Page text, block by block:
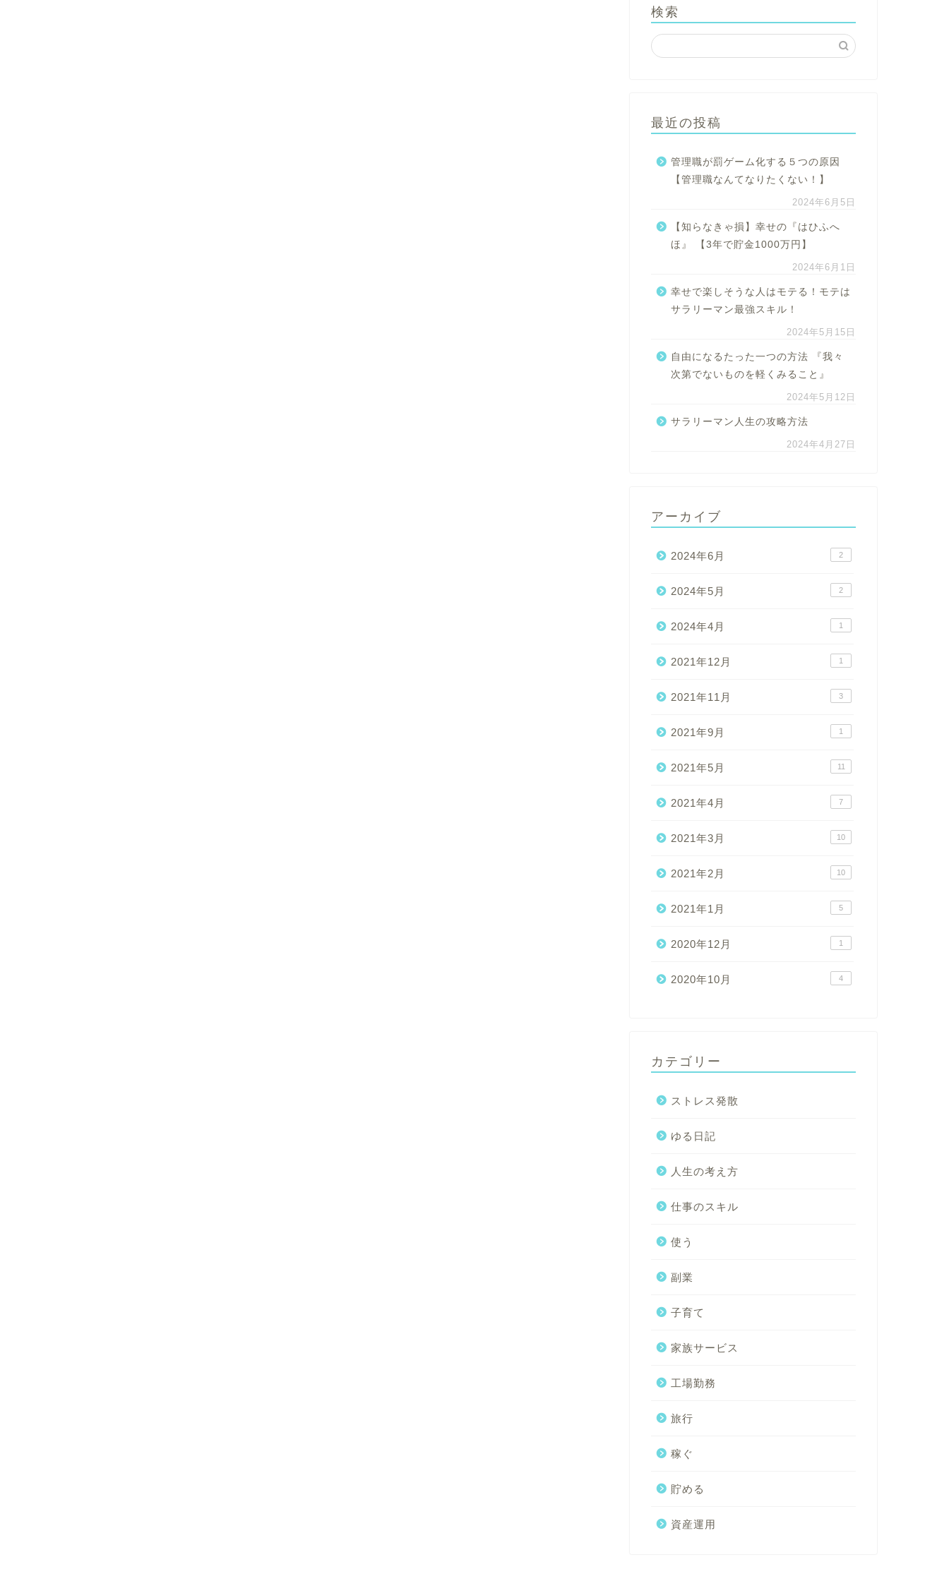
検索
最近の投稿
管理職が罰ゲーム化する５つの原因
【管理職なんてなりたくない！】
2024年6月5日
【知らなきゃ損】幸せの『はひふへ
ほ』 【3年で貯金1000万円】
2024年6月1日
幸せで楽しそうな人はモテる！モテは
サラリーマン最強スキル！
2024年5月15日
自由になるたった一つの方法 『我々
次第でないものを軽くみること』
2024年5月12日
サラリーマン人生の攻略方法
2024年4月27日
アーカイブ
2024年6月 2
2024年5月 2
2024年4月 1
2021年12月 1
2021年11月 3
2021年9月 1
2021年5月 11
2021年4月 7
2021年3月 10
2021年2月 10
2021年1月 5
2020年12月 1
2020年10月 4
カテゴリー
ストレス発散
ゆる日記
人生の考え方
仕事のスキル
使う
副業
子育て
家族サービス
工場勤務
旅行
稼ぐ
貯める
資産運用